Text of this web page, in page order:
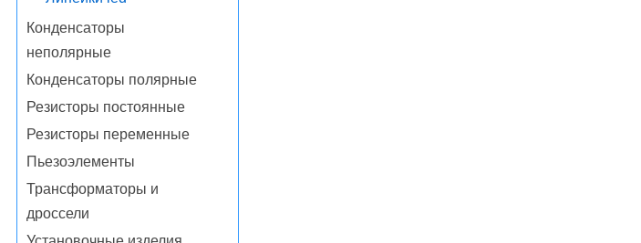
Конденсаторы
неполярные
Конденсаторы полярные
Резисторы постоянные
Резисторы переменные
Пьезоэлементы
Трансформаторы и
дроссели